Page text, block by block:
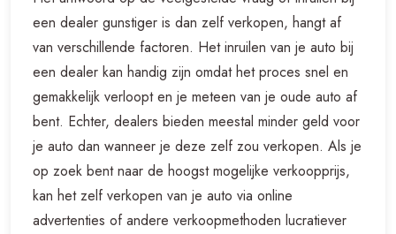
een dealer gunstiger is dan zelf verkopen, hangt af
van verschillende factoren. Het inruilen van je auto bij
een dealer kan handig zijn omdat het proces snel en
gemakkelijk verloopt en je meteen van je oude auto af
bent. Echter, dealers bieden meestal minder geld voor
je auto dan wanneer je deze zelf zou verkopen. Als je
op zoek bent naar de hoogst mogelijke verkoopprijs,
kan het zelf verkopen van je auto via online
advertenties of andere verkoopmethoden lucratiever